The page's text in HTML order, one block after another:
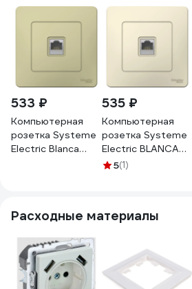
533 ₽
Компьютерная
розетка Systeme
Electric Blanca
535 ₽
Компьютерная
розетка Systeme
Electric BLANCA
RJ45, категория
5(1)
Расходные материалы